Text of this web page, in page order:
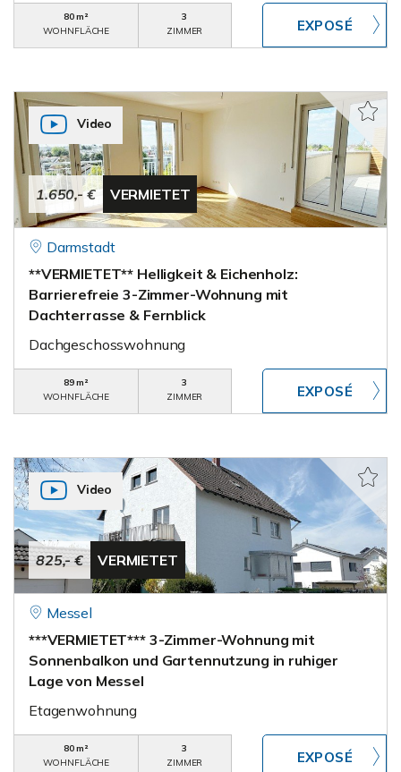
80 m²
WOHNFLÄCHE
3
ZIMMER
1.650,- € VERMIETET
Video
Darmstadt
**VERMIETET** Helligkeit & Eichenholz:
Barrierefreie 3-Zimmer-Wohnung mit
Dachterrasse & Fernblick
Dachgeschosswohnung
89 m²
WOHNFLÄCHE
3
ZIMMER
825,- € VERMIETET
Video
Messel
***VERMIETET*** 3-Zimmer-Wohnung mit
Sonnenbalkon und Gartennutzung in ruhiger
Lage von Messel
Etagenwohnung
80 m²
WOHNFLÄCHE
3
ZIMMER